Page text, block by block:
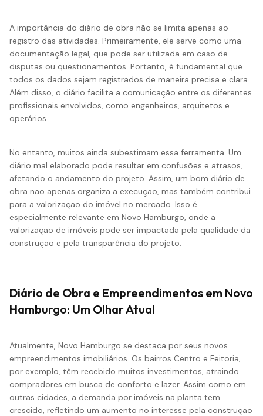
A importância do diário de obra não se limita apenas ao
registro das atividades. Primeiramente, ele serve como uma
documentação legal, que pode ser utilizada em caso de
disputas ou questionamentos. Portanto, é fundamental que
todos os dados sejam registrados de maneira precisa e clara.
Além disso, o diário facilita a comunicação entre os diferentes
profissionais envolvidos, como engenheiros, arquitetos e
operários.
No entanto, muitos ainda subestimam essa ferramenta. Um
diário mal elaborado pode resultar em confusões e atrasos,
afetando o andamento do projeto. Assim, um bom diário de
obra não apenas organiza a execução, mas também contribui
para a valorização do imóvel no mercado. Isso é
especialmente relevante em Novo Hamburgo, onde a
valorização de imóveis pode ser impactada pela qualidade da
construção e pela transparência do projeto.
Diário de Obra e Empreendimentos em Novo
Hamburgo: Um Olhar Atual
Atualmente, Novo Hamburgo se destaca por seus novos
empreendimentos imobiliários. Os bairros Centro e Feitoria,
por exemplo, têm recebido muitos investimentos, atraindo
compradores em busca de conforto e lazer. Assim como em
outras cidades, a demanda por imóveis na planta tem
crescido, refletindo um aumento no interesse pela construção